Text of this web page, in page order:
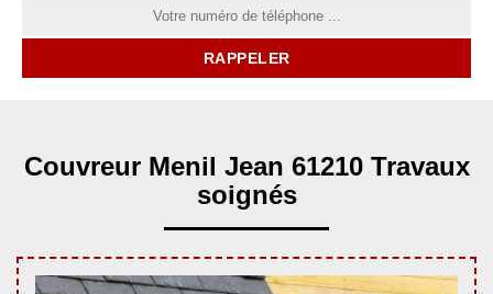
Couvreur Menil Jean 61210 Travaux
soignés